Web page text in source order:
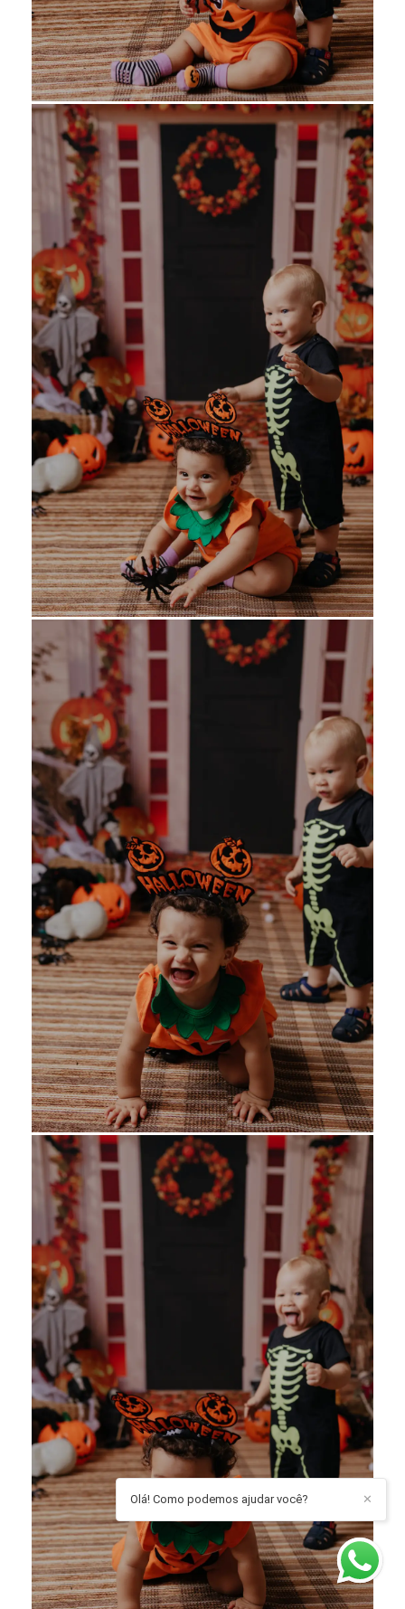
✕
Olá! Como podemos ajudar você?